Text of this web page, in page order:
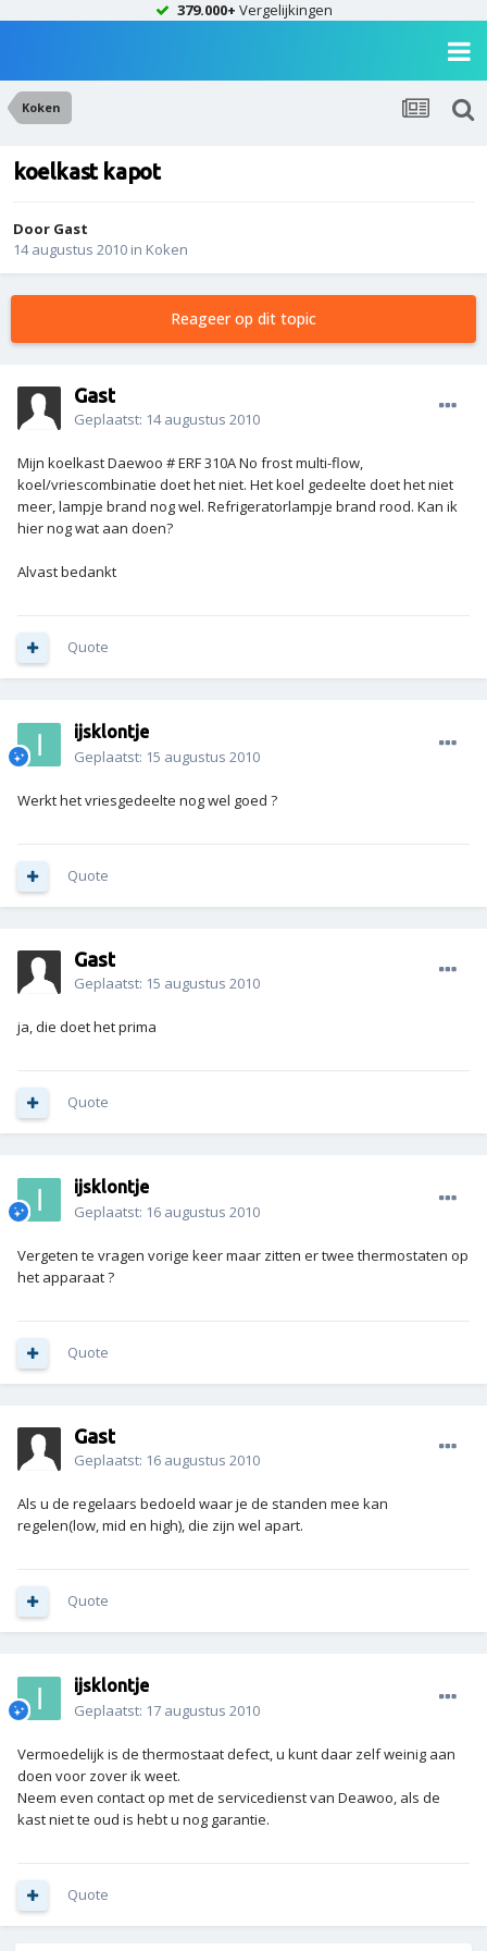
379.000+ Vergelijkingen
Koken
koelkast kapot
Door Gast
14 augustus 2010 in Koken
Reageer op dit topic
Gast
Geplaatst: 14 augustus 2010
Mijn koelkast Daewoo # ERF 310A No frost multi-flow,
koel/vriescombinatie doet het niet. Het koel gedeelte doet het niet
meer, lampje brand nog wel. Refrigeratorlampje brand rood. Kan ik
hier nog wat aan doen?
Alvast bedankt
Quote
ijsklontje
Geplaatst: 15 augustus 2010
Werkt het vriesgedeelte nog wel goed ?
Quote
Gast
Geplaatst: 15 augustus 2010
ja, die doet het prima
Quote
ijsklontje
Geplaatst: 16 augustus 2010
Vergeten te vragen vorige keer maar zitten er twee thermostaten op
het apparaat ?
Quote
Gast
Geplaatst: 16 augustus 2010
Als u de regelaars bedoeld waar je de standen mee kan
regelen(low, mid en high), die zijn wel apart.
Quote
ijsklontje
Geplaatst: 17 augustus 2010
Vermoedelijk is de thermostaat defect, u kunt daar zelf weinig aan
doen voor zover ik weet.
Neem even contact op met de servicedienst van Deawoo, als de
kast niet te oud is hebt u nog garantie.
Quote